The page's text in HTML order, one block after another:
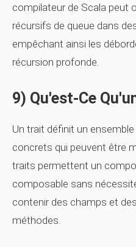
compilateur de Scala peut
récursifs de queue dans
empêchant ainsi les
récursion profonde.
9) Qu'est-Ce
Un trait définit un
concrets qui peuvent être
traits permettent un
composable sans
contenir des champs et
méthodes.